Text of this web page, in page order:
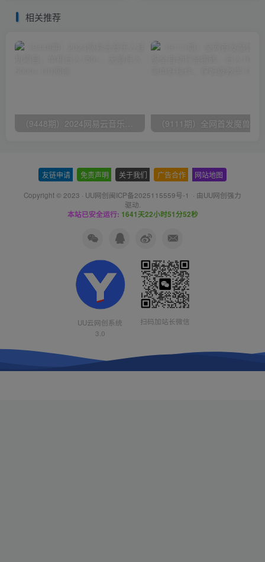
相关推荐
友链申请 免责声明 关于我们 广告合作 网站地图
Copyright © 2023 · UU网创闽ICP备2025115559号-1 · 由UU网创强力
驱动.
本站已安全运行: 1641天22小时51分53秒
UU云网创系统
3.0
扫码加站长微信